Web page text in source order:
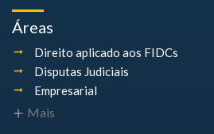
Áreas
Direito aplicado aos FIDCs
Disputas Judiciais
Empresarial
Mais